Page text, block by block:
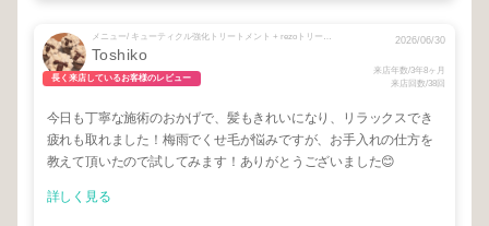
メニュー/ キューティクル強化トリートメント + rezoトリートメント + カット＋カラー
Toshiko
長く来店しているお客様のレビュー
2026/06/30
来店年数/3年8ヶ月
来店回数/38回
今日も丁寧な施術のおかげで、髪もきれいになり、リラックスでき
疲れも取れました！梅雨でくせ毛が悩みですが、お手入れの仕方を
教えて頂いたので試してみます！ありがとうございました😊
詳しく見る